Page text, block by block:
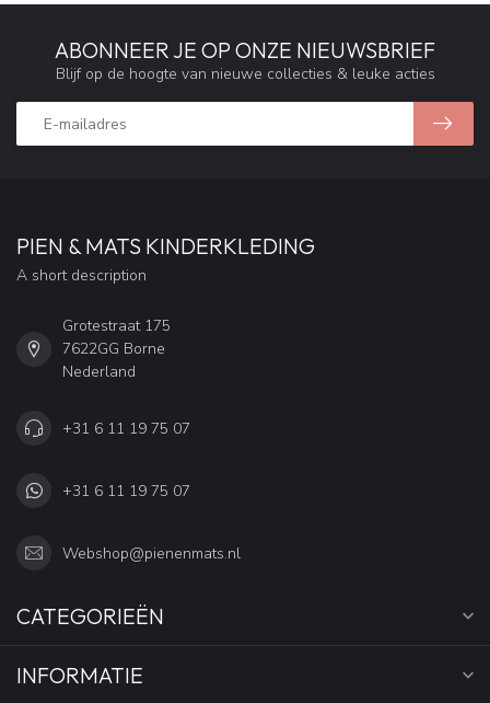
ABONNEER JE OP ONZE NIEUWSBRIEF
Blijf op de hoogte van nieuwe collecties & leuke acties
PIEN & MATS KINDERKLEDING
A short description
Grotestraat 175
7622GG Borne
Nederland
+31 6 11 19 75 07
+31 6 11 19 75 07
Webshop@pienenmats.nl
CATEGORIEËN
INFORMATIE